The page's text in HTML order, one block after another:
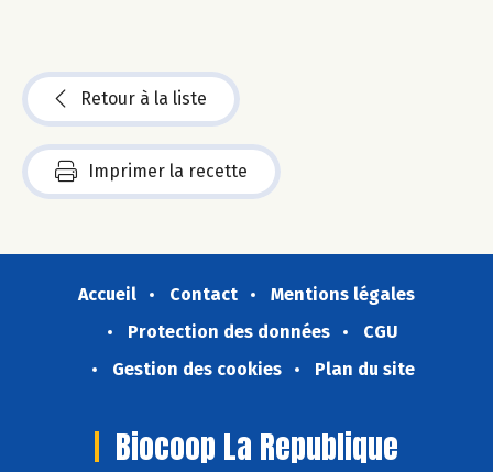
Retour à la liste
Imprimer la recette
Accueil Contact
Mentions légales
Protection des données
CGU
Gestion des cookies
Plan du site
Biocoop La Republique